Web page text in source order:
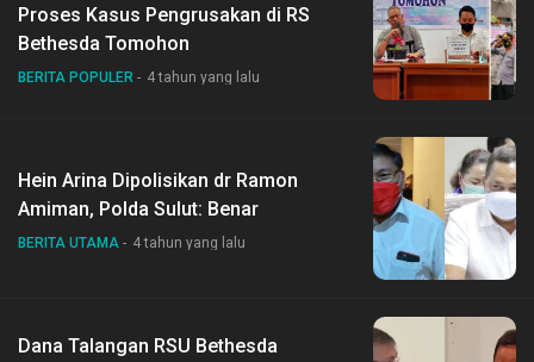
Proses Kasus Pengrusakan di RS
Bethesda Tomohon
BERITA POPULER 4 tahun yang lalu
Hein Arina Dipolisikan dr Ramon
Amiman, Polda Sulut: Benar
BERITA UTAMA 4 tahun yang lalu
Dana Talangan RSU Bethesda